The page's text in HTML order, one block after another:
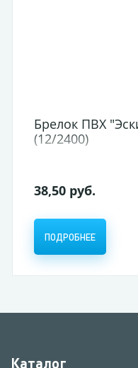
Брелок ПВХ
(12/2400)
38,50 руб.
ПОДРОБНЕЕ
Каталог